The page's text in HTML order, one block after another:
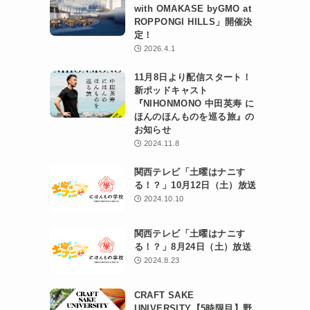
with OMAKASE byGMO at
ROPPONGI HILLS」開催決
定！
2026.4.1
11月8日より配信スタート！
新ポッドキャスト
『NIHONMONO 中田英寿 に
ほんのほんものを巡る旅』の
お知らせ
2024.11.8
関西テレビ「土曜はナニす
る！？」10月12日（土）放送
2024.10.10
関西テレビ「土曜はナニす
る！？」8月24日（土）放送
2024.8.23
CRAFT SAKE